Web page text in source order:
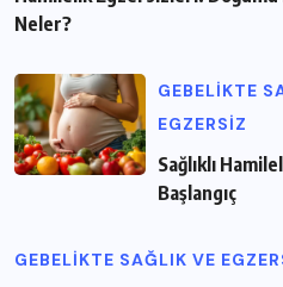
Neler?
GEBELIKTE
EGZERSIZ
Sağlıklı
Başlangıç
GEBELIKTE SAĞLIK VE